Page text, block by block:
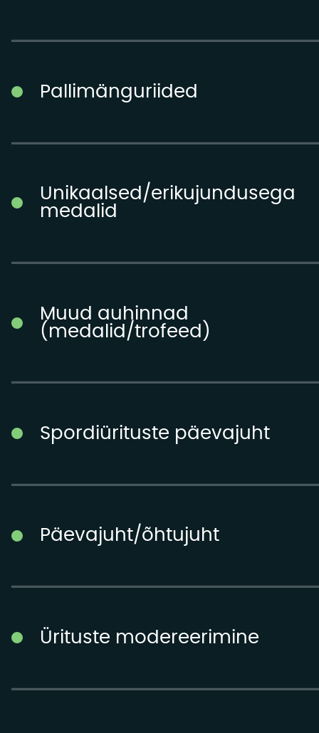
Pallimänguriided
Unikaalsed/erikujundusega
medalid
Muud auhinnad
(medalid/trofeed)
Spordiürituste päevajuht
Päevajuht/õhtujuht
Ürituste modereerimine